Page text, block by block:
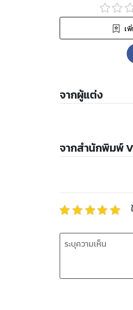
เ
จากผู้แต่ง
จากสำนักพิมพ์